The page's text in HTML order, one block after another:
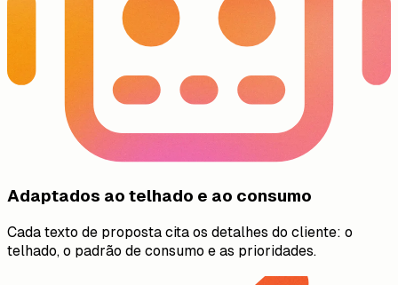
Adaptados ao telhado e ao consumo
Cada texto de proposta cita os detalhes do cliente: o
telhado, o padrão de consumo e as prioridades.